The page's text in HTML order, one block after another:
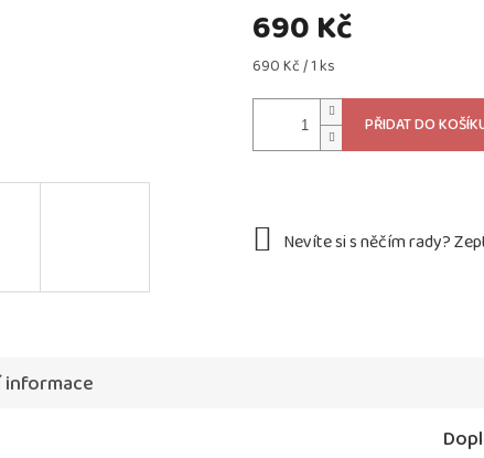
690 Kč
Měrná
690 Kč / 1 ks
PŘIDAT DO